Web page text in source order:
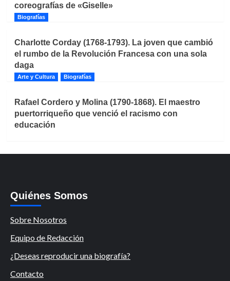
coreografías de «Giselle»
Biografías
Charlotte Corday (1768-1793). La joven que cambió
el rumbo de la Revolución Francesa con una sola
daga
Arte y Cultura Biografías
Rafael Cordero y Molina (1790-1868). El maestro
puertorriqueño que venció el racismo con
educación
Quiénes Somos
Sobre Nosotros
Equipo de Redacción
¿Deseas reproducir una biografía?
Contacto